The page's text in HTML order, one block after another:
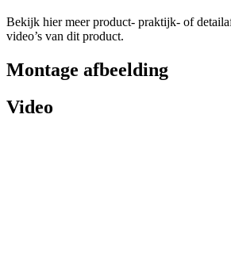
Bekijk hier meer product- praktijk- of
video’s van dit product.
Montage afbeelding
Video